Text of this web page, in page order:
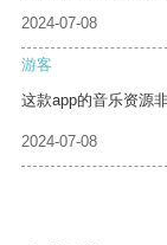
2024-07-08
游客
这款app的音乐资源
2024-07-08